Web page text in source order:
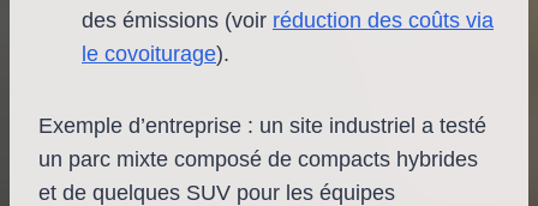
des émissions (voir réduction des coûts via
le covoiturage).
Exemple d’entreprise : un site industriel a testé
un parc mixte composé de compacts hybrides
et de quelques SUV pour les équipes